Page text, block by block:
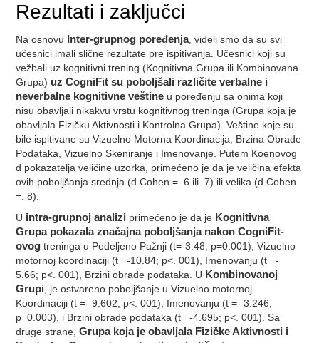
Rezultati i zaključci
Na osnovu Inter-grupnog poređenja, videli smo da su svi
učesnici imali slične rezultate pre ispitivanja. Učesnici koji su
vežbali uz kognitivni trening (Kognitivna Grupa ili Kombinovana
Grupa) uz CogniFit su poboljšali različite verbalne i
neverbalne kognitivne veštine u poređenju sa onima koji
nisu obavljali nikakvu vrstu kognitivnog treninga (Grupa koja je
obavljala Fizičku Aktivnosti i Kontrolna Grupa). Veštine koje su
bile ispitivane su Vizuelno Motorna Koordinacija, Brzina Obrade
Podataka, Vizuelno Skeniranje i Imenovanje. Putem Koenovog
d pokazatelja veličine uzorka, primećeno je da je veličina efekta
ovih poboljšanja srednja (d Cohen =. 6 ili. 7) ili velika (d Cohen
=. 8).
U intra-grupnoj analizi primećeno je da je Kognitivna
Grupa pokazala značajna poboljšanja nakon CogniFit-
ovog treninga u Podeljeno Pažnji (t=-3.48; p=0.001), Vizuelno
motornoj koordinaciji (t =-10.84; p<. 001), Imenovanju (t =-
5.66; p<. 001), Brzini obrade podataka. U Kombinovanoj
Grupi , je ostvareno poboljšanje u Vizuelno motornoj
Koordinaciji (t =- 9.602; p<. 001), Imenovanju (t =- 3.246;
p=0.003), i Brzini obrade podataka (t =-4.695; p<. 001). Sa
druge strane,Grupa koja je obavljala Fizičke Aktivnosti i